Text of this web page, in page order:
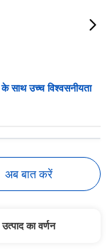
साथ उच्च विश्वसनीयता
अब बात करें
उत्पाद का वर्णन